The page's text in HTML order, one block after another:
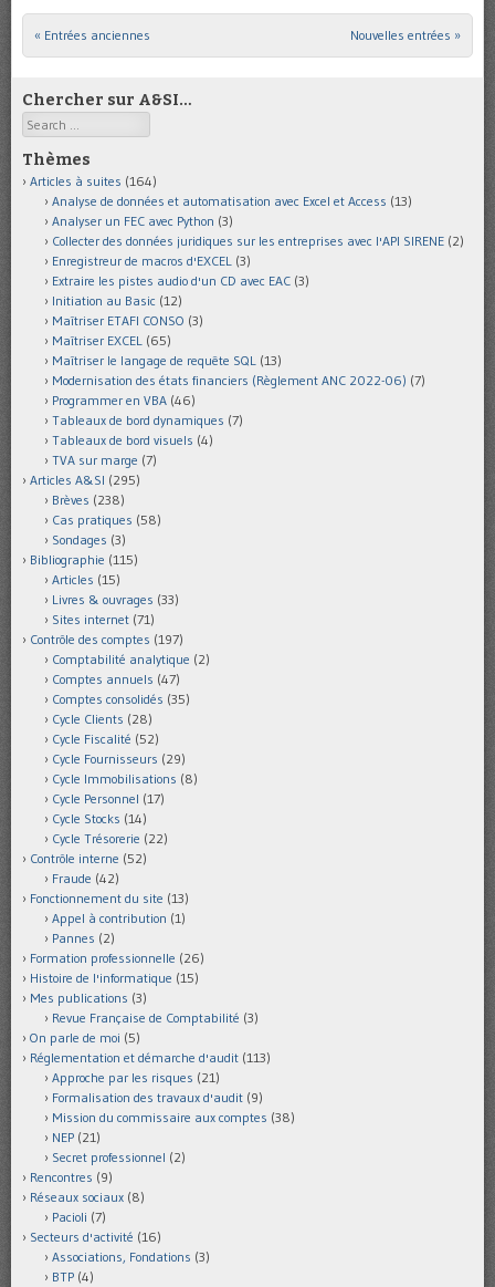
Post navigation
« Entrées anciennes Nouvelles entrées »
Chercher sur A&SI…
Search
Thèmes
Articles à suites (164)
Analyse de données et automatisation avec Excel et Access (13)
Analyser un FEC avec Python (3)
Collecter des données juridiques sur les entreprises avec l'API SIRENE (2)
Enregistreur de macros d'EXCEL (3)
Extraire les pistes audio d'un CD avec EAC (3)
Initiation au Basic (12)
Maîtriser ETAFI CONSO (3)
Maîtriser EXCEL (65)
Maîtriser le langage de requête SQL (13)
Modernisation des états financiers (Règlement ANC 2022-06) (7)
Programmer en VBA (46)
Tableaux de bord dynamiques (7)
Tableaux de bord visuels (4)
TVA sur marge (7)
Articles A&SI (295)
Brèves (238)
Cas pratiques (58)
Sondages (3)
Bibliographie (115)
Articles (15)
Livres & ouvrages (33)
Sites internet (71)
Contrôle des comptes (197)
Comptabilité analytique (2)
Comptes annuels (47)
Comptes consolidés (35)
Cycle Clients (28)
Cycle Fiscalité (52)
Cycle Fournisseurs (29)
Cycle Immobilisations (8)
Cycle Personnel (17)
Cycle Stocks (14)
Cycle Trésorerie (22)
Contrôle interne (52)
Fraude (42)
Fonctionnement du site (13)
Appel à contribution (1)
Pannes (2)
Formation professionnelle (26)
Histoire de l'informatique (15)
Mes publications (3)
Revue Française de Comptabilité (3)
On parle de moi (5)
Réglementation et démarche d'audit (113)
Approche par les risques (21)
Formalisation des travaux d'audit (9)
Mission du commissaire aux comptes (38)
NEP (21)
Secret professionnel (2)
Rencontres (9)
Réseaux sociaux (8)
Pacioli (7)
Secteurs d'activité (16)
Associations, Fondations (3)
BTP (4)